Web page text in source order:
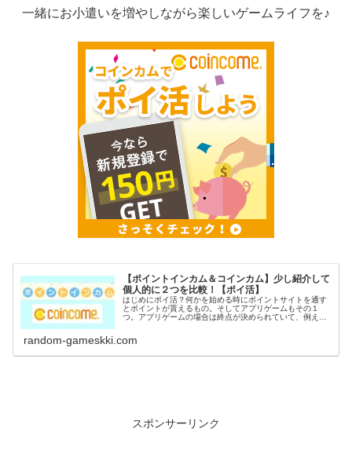
一緒にお小遣いを増やしながら楽しいゲームライフを♪
【ポイントインカム＆コインカム】少し紹介して
個人的に２つを比較！【ポイ活】
はじめにポイ活？何かを始める時にポイントサイトを通す
とポイントが貰えるもの。そしてアプリゲームもその１
つ。アプリゲームの場合は終点が決められていて、例えば
random-gameskki.com
スポンサーリンク